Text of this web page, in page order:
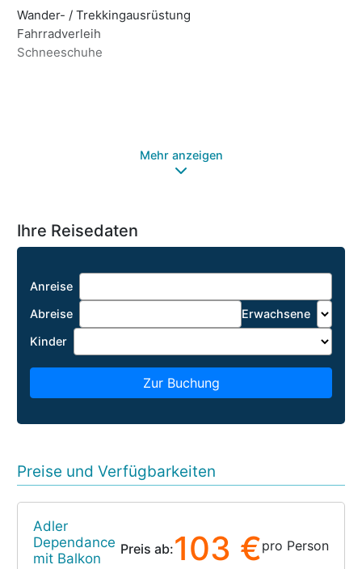
Wander- / Trekkingausrüstung
Fahrradverleih
Schneeschuhe
Mehr anzeigen
Ihre Reisedaten
Anreise
Abreise
Erwachsene
Kinder
Zur Buchung
Preise und Verfügbarkeiten
Adler
Dependance
mit Balkon
Preis ab:103 €pro Person